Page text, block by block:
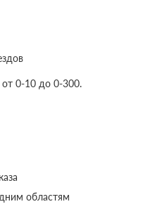
0-10 до 0-300.
областям